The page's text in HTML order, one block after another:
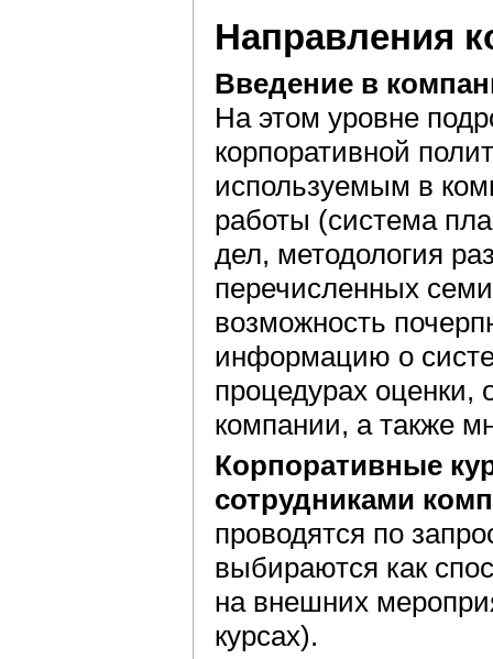
Направления
Введение в
На этом уровне
корпоративной
используемым в
работы (система
дел, методология
перечисленных
возможность
информацию о
процедурах оценки,
компании, а также
Корпоративные
сотрудниками
проводятся по
выбираются как
на внешних
курсах).